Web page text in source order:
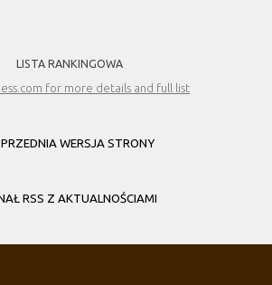
LISTA RANKINGOWA
WERSJA STRONY
RSS Z AKTUALNOŚCIAMI